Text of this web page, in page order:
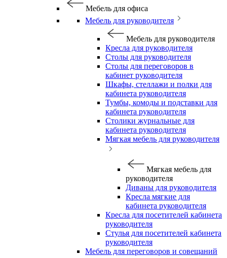
Мебель для офиса
Мебель для руководителя
Мебель для руководителя
Кресла для руководителя
Столы для руководителя
Столы для переговоров в
кабинет руководителя
Шкафы, стеллажи и полки для
кабинета руководителя
Тумбы, комоды и подставки для
кабинета руководителя
Столики журнальные для
кабинета руководителя
Мягкая мебель для руководителя
Мягкая мебель для
руководителя
Диваны для руководителя
Кресла мягкие для
кабинета руководителя
Кресла для посетителей кабинета
руководителя
Стулья для посетителей кабинета
руководителя
Мебель для переговоров и совещаний